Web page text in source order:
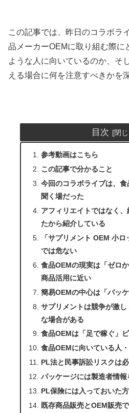
この記事では、昨日のコラボラ
品メーカーOEMに取り組む際に
ような人に向いているのか、そ
える場合に何を注意すべきかを
目次
参考動画はこちら
この記事で分かること
今回のコラボライブは、
聞く場だった
アフィリエイトではなく
たから紹介している
「サプリメント OEM 小
では危ない
食品OEMの現実は「ゼロ
商品活用に近い
簡易OEMの中心は「パッ
サプリメントは競争が激
な場合がある
食品OEMは「足で稼ぐ」
食品OEMに向いている人
PL法と民事訴訟リスクは
パッケージには製造者情報
PL保険には入っておいた
既存商品販売とOEM販売